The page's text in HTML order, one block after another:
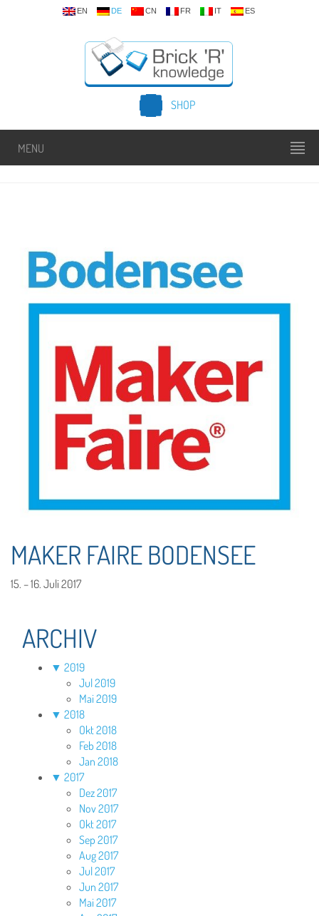
EN DE CN FR IT ES
SHOP
MENU
MAKER FAIRE BODENSEE
15. – 16. Juli 2017
ARCHIV
▼ 2019
Jul 2019
Mai 2019
▼ 2018
Okt 2018
Feb 2018
Jan 2018
▼ 2017
Dez 2017
Nov 2017
Okt 2017
Sep 2017
Aug 2017
Jul 2017
Jun 2017
Mai 2017